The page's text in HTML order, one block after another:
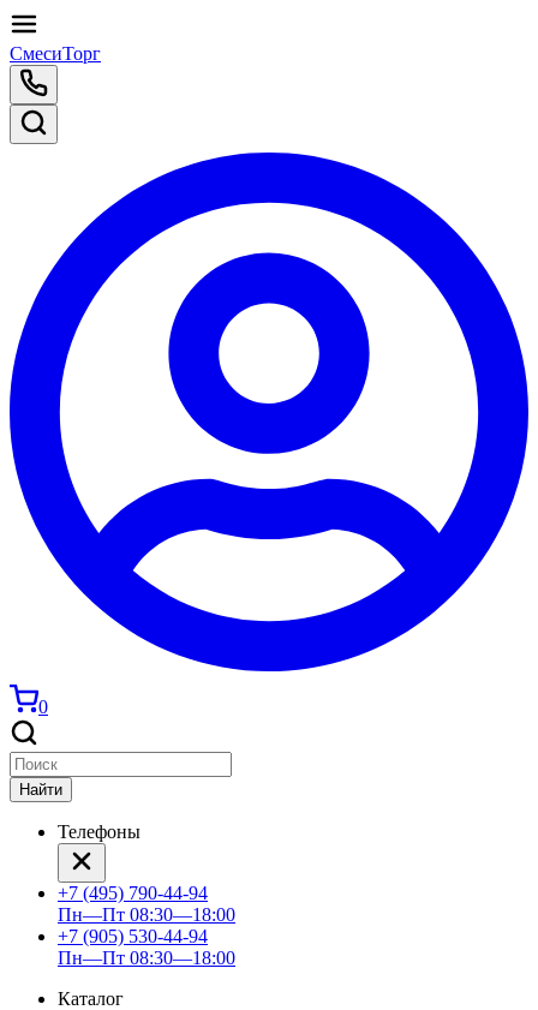
СмесиТорг
0
Найти
Телефоны
+7 (495) 790-44-94
Пн—Пт 08:30—18:00
+7 (905) 530-44-94
Пн—Пт 08:30—18:00
Каталог